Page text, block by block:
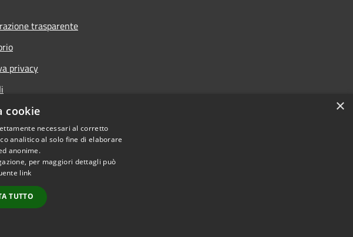
trasparente
privacy
di accessibilità
© 2026 • Comune di Montebello Vicentino • Powered by
×
cookie
necessari al corretto
analitico al solo fine di elaborare
anonime.
per maggiori dettagli può
link
TUTTO